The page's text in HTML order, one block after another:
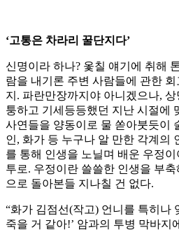
‘고통은 차라리 꿀단지다’
신명이라 하나? 옻칠 얘기에 취해
람을 내기론 주변 사람들에 관한
지. 파란만장까지야 아니겠으나,
퉁하고 기세등등했던 지난 시절에
사연들을 양동이로 물 쏟아붓듯이
인, 화가 등 누구나 알 만한 각계의
를 통해 인생을 노닐며 배운 우정
투로. 우정이란 쓸쓸한 인생을 부
으로 돌아본들 지나칠 건 없다.
“화가 김점선(작고) 언니를 특히나
죽을 거 같아!’ 암과의 투병 막바지